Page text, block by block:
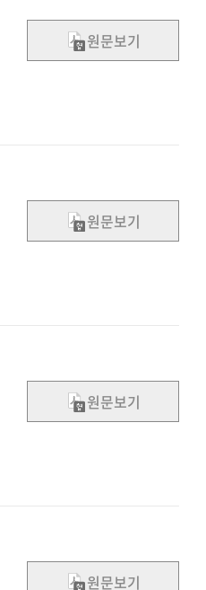
원문보기
원문보기
원문보기
원문보기